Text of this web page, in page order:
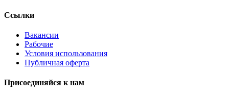
Ссылки
Вакансии
Рабочие
Условия использования
Публичная оферта
Присоединяйся к нам